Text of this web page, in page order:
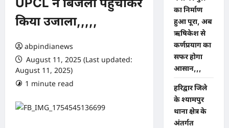
किया उजाला,,,,,
abpindianews
August 11, 2025 (Last updated:
August 11, 2025)
1 minute read
का निर्माण
हुआ पूरा, अब
ऋषिकेश से
कर्णप्रयाग का
सफर होगा
आसान,,,
​हरिद्वार जिले
के श्यामपुर
थाना क्षेत्र के
अंतर्गत